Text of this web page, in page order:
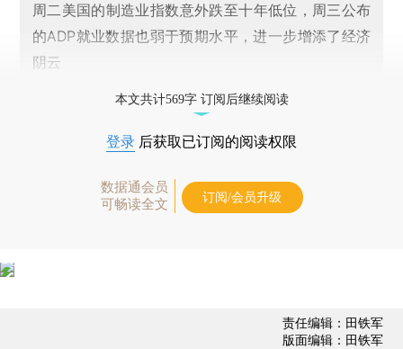
周二美国的制造业指数意外跌至十年低位，周三公布
的ADP就业数据也弱于预期水平，进一步增添了经济
阴云
本文共计569字 订阅后继续阅读
登录 后获取已订阅的阅读权限
数据通会员
可畅读全文
订阅/会员升级
责任编辑：田铁军
版面编辑：田铁军